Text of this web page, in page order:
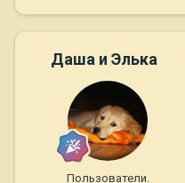
Даша и Элька
Пользователи.